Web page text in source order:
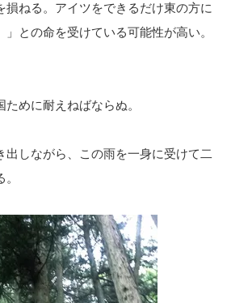
損ねる。アイツをできるだけ東の方に
」との命を受けている可能性が高い。
めに耐えねばならぬ。
出しながら、この雨を一身に受けて二